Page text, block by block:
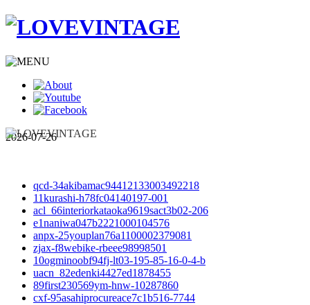
2026-07-26
qcd-34akibamac94412133003492218
11kurashi-h78fc04140197-001
acl_66interiorkataoka9619sact3b02-206
e1naniwa047b2221000104576
anpx-25youplan76a1100002379081
zjax-f8webike-rbeee98998501
10ogminoobf94fj-lt03-195-85-16-0-4-b
uacn_82edenki4427ed1878455
89first230569ym-hnw-10287860
cxf-95asahiprocureace7c1b516-7744